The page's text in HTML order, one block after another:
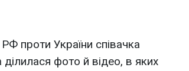
проти України співачка
ділилася фото й відео, в яких